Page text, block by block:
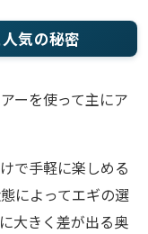
気の秘密
ーを使って主にア
で手軽に楽しめる
によってエギの選
大きく差が出る奥